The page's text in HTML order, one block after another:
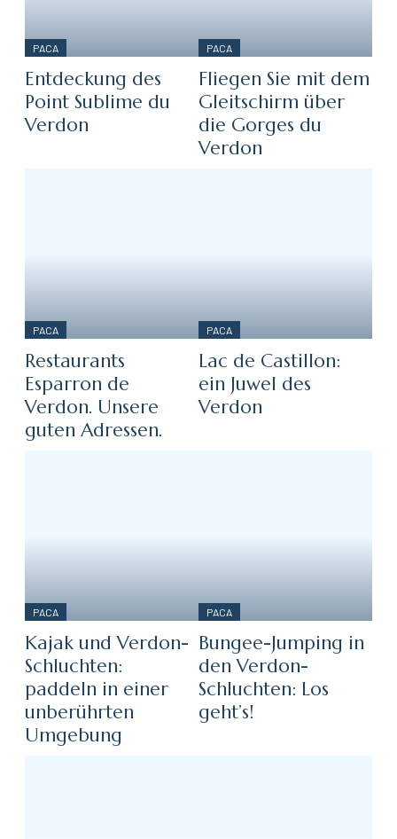
PACA
Entdeckung des
Point Sublime du
Verdon
PACA
Fliegen Sie mit dem
Gleitschirm über
die Gorges du
Verdon
PACA
Restaurants
Esparron de
Verdon. Unsere
guten Adressen.
PACA
Lac de Castillon:
ein Juwel des
Verdon
PACA
Kajak und Verdon-
Schluchten:
paddeln in einer
unberührten
Umgebung
PACA
Bungee-Jumping in
den Verdon-
Schluchten: Los
geht’s!